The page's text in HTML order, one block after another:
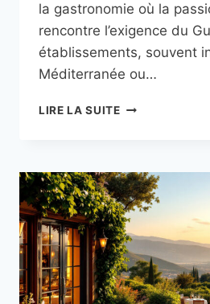
la gastronomie où la
rencontre l’exigence du
établissements, souvent
Méditerranée ou…
LIRE LA SUITELES
ÉTOILÉES
À
NE
PAS
MANQUER